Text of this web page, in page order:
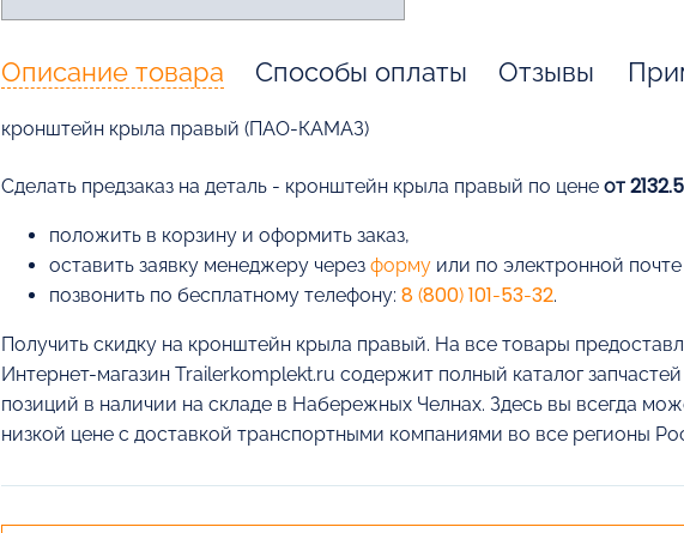
Описание товара Способы оплаты Отзывы
кронштейн крыла правый (ПАО-КАМАЗ)
Cделать предзаказ на деталь - кронштейн крыла правый по цене от
положить в корзину и оформить заказ,
оставить заявку менеджеру через формуили по электронной почте
позвонить по бесплатному телефону: 8 (800) 101-53-32.
Получить скидку на кронштейн крыла правый. На все товары
Интернет-магазин Trailerkomplekt.ru содержит полный каталог
позиций в наличии на складе в Набережных Челнах. Здесь вы всегда
низкой цене с доставкой транспортными компаниями во все регионы